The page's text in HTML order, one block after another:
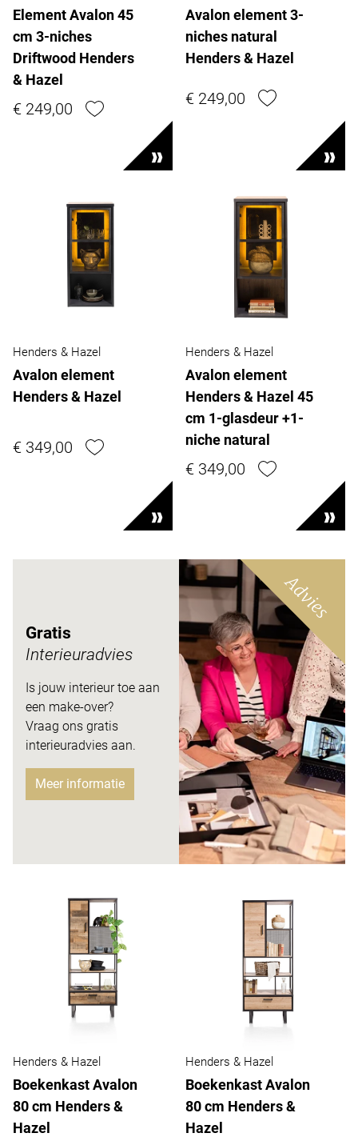
Element Avalon 45
cm 3-niches
Driftwood Henders
& Hazel
€ 249,00
Avalon element 3-
niches natural
Henders & Hazel
€ 249,00
Henders & Hazel
Avalon element
Henders & Hazel
€ 349,00
Henders & Hazel
Avalon element
Henders & Hazel 45
cm 1-glasdeur +1-
niche natural
€ 349,00
Gratis
Interieuradvies
Is jouw interieur toe aan
een make-over?
Vraag ons gratis
interieuradvies aan.
Meer informatie
Advies
Henders & Hazel
Boekenkast Avalon
80 cm Henders &
Hazel
Henders & Hazel
Boekenkast Avalon
80 cm Henders &
Hazel